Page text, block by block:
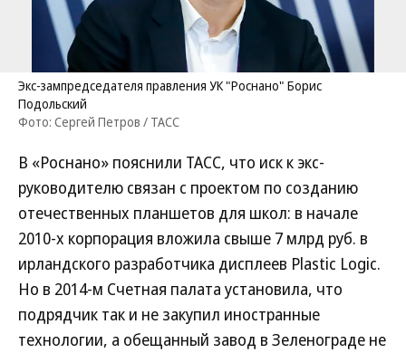
Экс-зампредседателя правления УК "Роснано" Борис
Подольский
Фото: Сергей Петров / ТАСС
В «Роснано» пояснили ТАСС, что иск к экс-
руководителю связан с проектом по созданию
отечественных планшетов для школ: в начале
2010-х корпорация вложила свыше 7 млрд руб. в
ирландского разработчика дисплеев Plastic Logic.
Но в 2014-м Счетная палата установила, что
подрядчик так и не закупил иностранные
технологии, а обещанный завод в Зеленограде не